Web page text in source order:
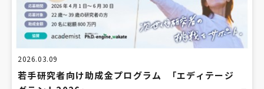
2026.03.09
若手研究者向け助成金プログラム 「エディテージ